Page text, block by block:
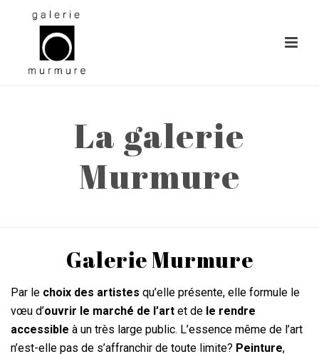
La galerie
Murmure
Galerie Murmure
Par le choix des artistes qu’elle présente, elle formule le
vœu d’ouvrir le marché de l’art et de le rendre
accessible à un très large public. L’essence même de l’art
n’est-elle pas de s’affranchir de toute limite? Peinture,